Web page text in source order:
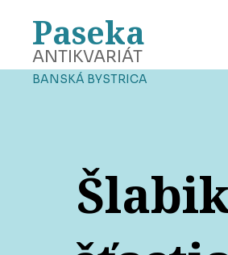
Paseka
ANTIKVARIÁT
BANSKÁ BYSTRICA